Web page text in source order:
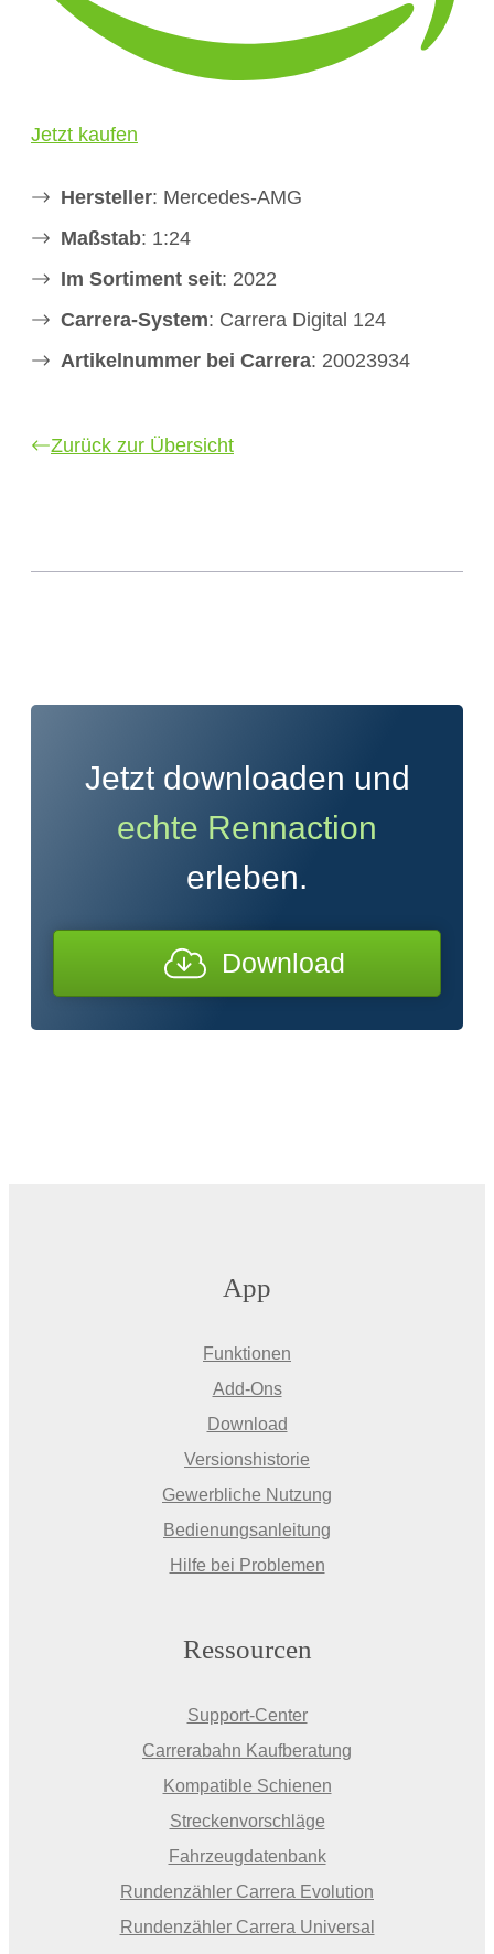
Jetzt kaufen
Hersteller: Mercedes-AMG
Maßstab: 1:24
Im Sortiment seit: 2022
Carrera-System: Carrera Digital 124
Artikelnummer bei Carrera: 20023934
Zurück zur Übersicht
Jetzt downloaden und
echte Rennaction
erleben.
Download
App
Funktionen
Add-Ons
Download
Versionshistorie
Gewerbliche Nutzung
Bedienungsanleitung
Hilfe bei Problemen
Ressourcen
Support-Center
Carrerabahn Kaufberatung
Kompatible Schienen
Streckenvorschläge
Fahrzeugdatenbank
Rundenzähler Carrera Evolution
Rundenzähler Carrera Universal